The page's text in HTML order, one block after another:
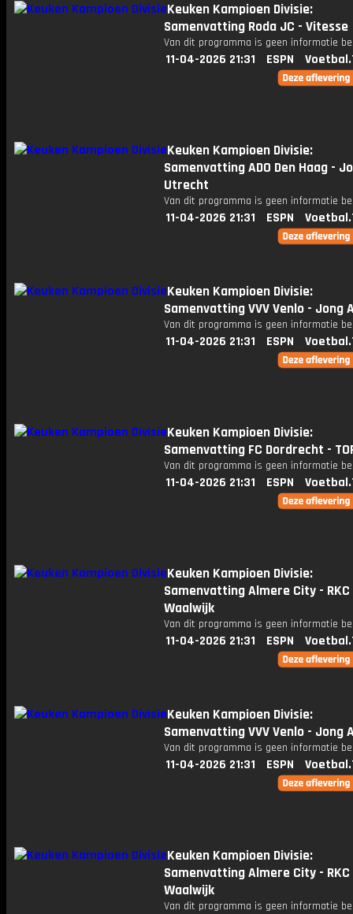
Keuken Kampioen Divisie:
Samenvatting Roda JC - Vitesse
Van dit programma is geen informatie
11-04-2026 21:31 ESPN
Keuken Kampioen Divisie:
Samenvatting ADO Den Haag -
Utrecht
Van dit programma is geen informatie
11-04-2026 21:31 ESPN
Keuken Kampioen Divisie:
Samenvatting VVV Venlo - Jong
Van dit programma is geen informatie
11-04-2026 21:31 ESPN
Keuken Kampioen Divisie:
Samenvatting FC Dordrecht -
Van dit programma is geen informatie
11-04-2026 21:31 ESPN
Keuken Kampioen Divisie:
Samenvatting Almere City - RKC
Waalwijk
Van dit programma is geen informatie
11-04-2026 21:31 ESPN
Keuken Kampioen Divisie:
Samenvatting VVV Venlo - Jong
Van dit programma is geen informatie
11-04-2026 21:31 ESPN
Keuken Kampioen Divisie:
Samenvatting Almere City - RKC
Waalwijk
Van dit programma is geen informatie